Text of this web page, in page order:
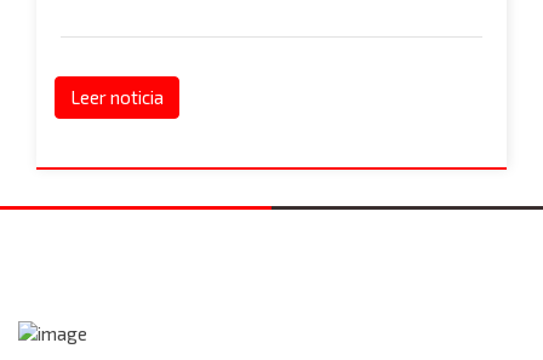
Leer noticia